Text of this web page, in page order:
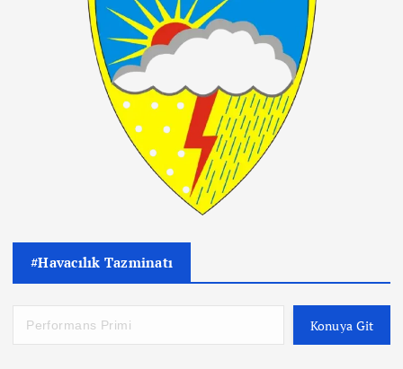
#Havacılık Tazminatı
Konuya Git